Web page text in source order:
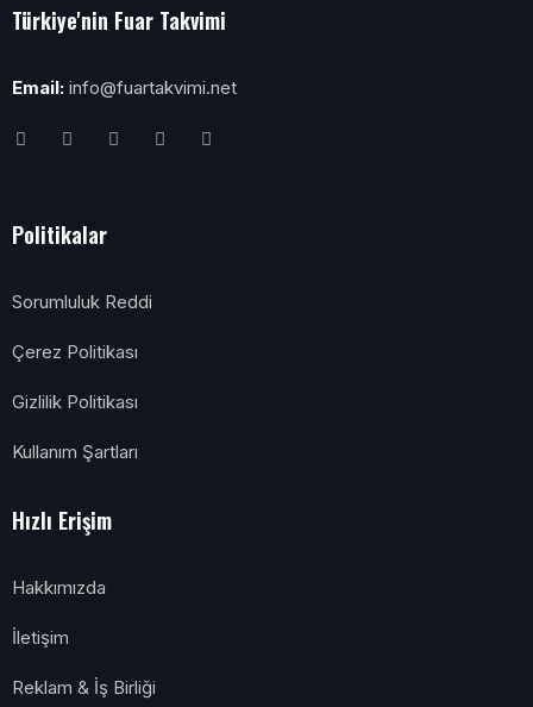
Türkiye'nin Fuar Takvimi
Email: info@fuartakvimi.net
Politikalar
Sorumluluk Reddi
Çerez Politikası
Gizlilik Politikası
Kullanım Şartları
Hızlı Erişim
Hakkımızda
İletişim
Reklam & İş Birliği